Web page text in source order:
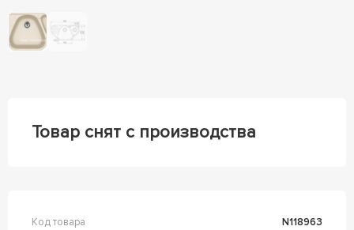
Товар снят с производства
Код товара
n118963